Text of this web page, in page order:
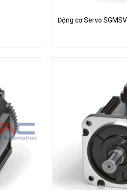
Động cơ Servo